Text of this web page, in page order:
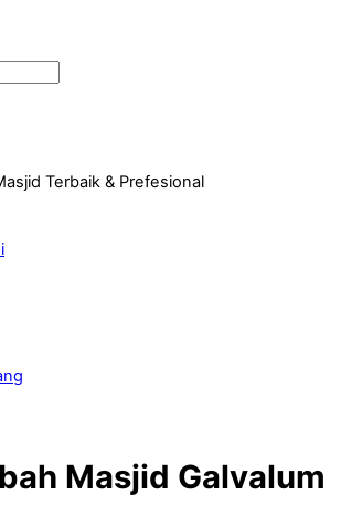
Terbaik & Prefesional
Masjid Galvalum